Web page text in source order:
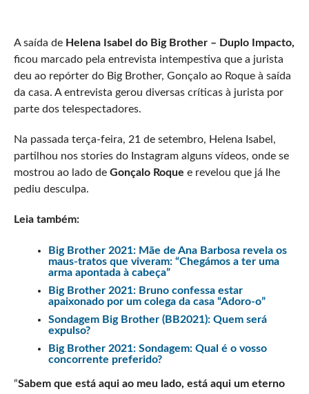
A saída de Helena Isabel do Big Brother – Duplo Impacto,
ficou marcado pela entrevista intempestiva que a jurista
deu ao repórter do Big Brother, Gonçalo ao Roque à saída
da casa. A entrevista gerou diversas críticas à jurista por
parte dos telespectadores.
Na passada terça-feira, 21 de setembro, Helena Isabel,
partilhou nos stories do Instagram alguns vídeos, onde se
mostrou ao lado de Gonçalo Roque e revelou que já lhe
pediu desculpa.
Leia também:
Big Brother 2021: Mãe de Ana Barbosa revela os
maus-tratos que viveram: “Chegámos a ter uma
arma apontada à cabeça”
Big Brother 2021: Bruno confessa estar
apaixonado por um colega da casa “Adoro-o”
Sondagem Big Brother (BB2021): Quem será
expulso?
Big Brother 2021: Sondagem: Qual é o vosso
concorrente preferido?
“Sabem que está aqui ao meu lado, está aqui um eterno